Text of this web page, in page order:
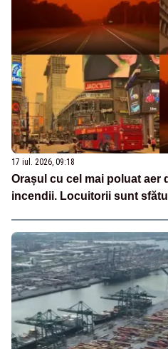
17 iul. 2026, 09:18
Orașul cu cel mai poluat aer
incendii. Locuitorii sunt